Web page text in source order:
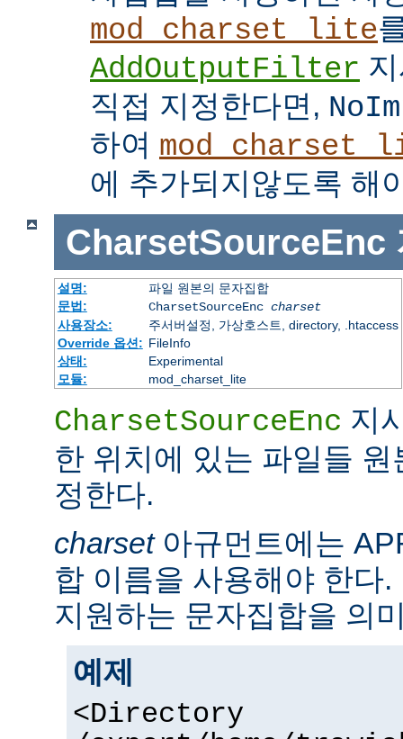
mod_charset_lite
AddOutputFilter
직접 지정한다면,
하여
에 추가되지않도록 해
CharsetSourceEnc
설명:
파일 원본의 문자집합
문법:
CharsetSourceEnc charset
사용장소:
주서버설정, 가상호스트, directory, .htaccess
Override 옵션: FileInfo
상태:
Experimental
모듈:
mod_charset_lite
CharsetSourceEnc 지
한 위치에 있는 파일들
정한다.
charset아규먼트에는
합 이름을 사용해야 한다
지원하는 문자집합을 의
예제
<Directory